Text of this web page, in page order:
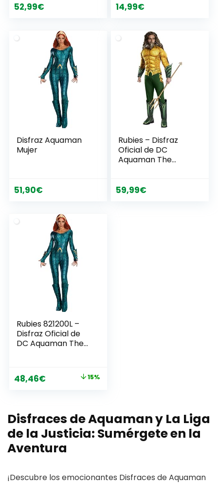
a 10
52,99€
para adultos, talla
14,99€
Disfraz Aquaman
Mujer
51,90€
Rubies – Disfraz
Oficial de DC
Aquaman The
59,99€
Rubies 821200L –
Disfraz Oficial de
DC Aquaman The
40)
El
era:
56,76€.
48,46€
es:
48,46€.
15%
Disfraces de Aquaman y La Liga
de la Justicia: Sumérgete en la
Aventura
¡Descubre los emocionantes Disfraces de Aquaman